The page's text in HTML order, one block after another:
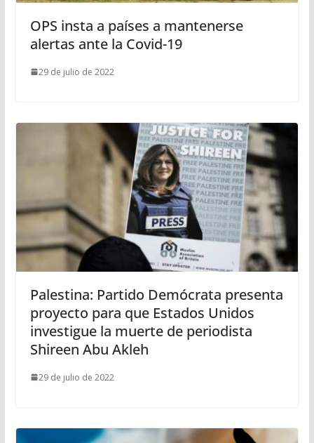
OPS insta a países a mantenerse
alertas ante la Covid-19
29 de julio de 2022
Palestina: Partido Demócrata presenta
proyecto para que Estados Unidos
investigue la muerte de periodista
Shireen Abu Akleh
29 de julio de 2022